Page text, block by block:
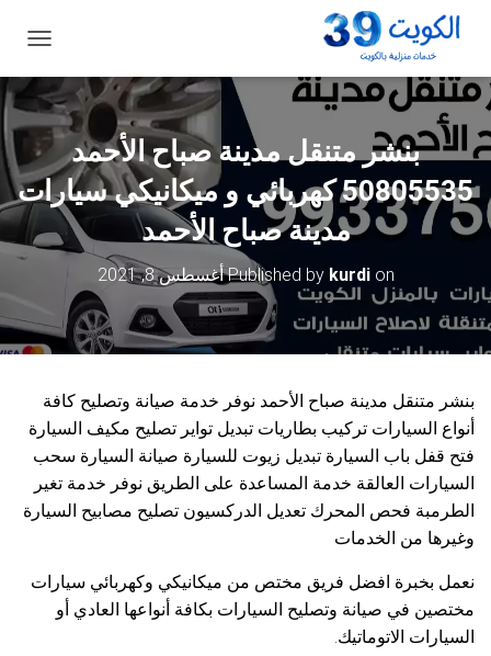
ب
د
ي
ا
ل
ت
ن
ق
بنشر متنقل مدينة صباح الأحمد
50805535‬ كهربائي و ميكانيكي سيارات
مدينة صباح الأحمد
Published by kurdion أغسطس 8, 2021
بنشر متنقل مدينة صباح الأحمد نوفر خدمة صيانة وتصليح كافة
أنواع السيارات تركيب بطاريات تبديل تواير تصليح مكيف السيارة
فتح قفل باب السيارة تبديل زيوت للسيارة صيانة السيارة سحب
السيارات العالقة خدمة المساعدة على الطريق نوفر خدمة تغير
الطرمبة فحص المحرك تعديل الدركسيون تصليح مصابيح السيارة
وغيرها من الخدمات
نعمل بخبرة افضل فريق مختص من ميكانيكي وكهربائي سيارات
مختصين في صيانة وتصليح السيارات بكافة أنواعها العادي أو
السيارات الاتوماتيك.